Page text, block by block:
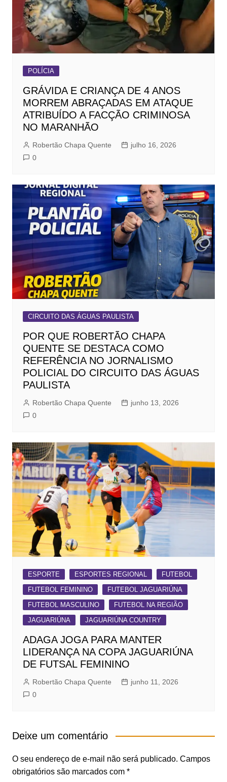
POLÍCIA
GRÁVIDA E CRIANÇA DE 4 ANOS
MORREM ABRAÇADAS EM ATAQUE
ATRIBUÍDO A FACÇÃO CRIMINOSA
NO MARANHÃO
Robertão Chapa Quente
julho 16, 2026
0
CIRCUITO DAS ÁGUAS PAULISTA
POR QUE ROBERTÃO CHAPA
QUENTE SE DESTACA COMO
REFERÊNCIA NO JORNALISMO
POLICIAL DO CIRCUITO DAS ÁGUAS
PAULISTA
Robertão Chapa Quente
junho 13, 2026
0
ESPORTE ESPORTES REGIONAL
FUTEBOL
FUTEBOL FEMININO
FUTEBOL JAGUARIÚNA
FUTEBOL MASCULINO
FUTEBOL NA REGIÃO
JAGUARIÚNA
JAGUARIÚNA COUNTRY
ADAGA JOGA PARA MANTER
LIDERANÇA NA COPA JAGUARIÚNA
DE FUTSAL FEMININO
Robertão Chapa Quente
junho 11, 2026
0
Deixe um comentário
O seu endereço de e-mail não será publicado. Campos
obrigatórios são marcados com *